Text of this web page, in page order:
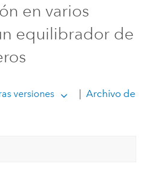
en varios
equilibrador de
versiones
Archivo de